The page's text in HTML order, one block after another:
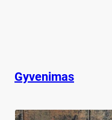
Gyvenimas